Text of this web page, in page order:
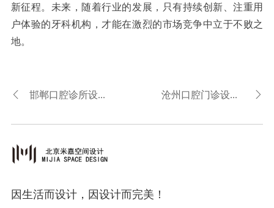
新征程。未来，随着行业的发展，只有持续创新、注重用
户体验的牙科机构，才能在激烈的市场竞争中立于不败之
地。
因生活而设计，因设计而完美！